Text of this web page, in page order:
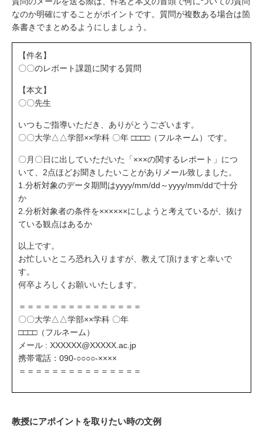
なのか明確にすることがポイントです。質問が複数ある場合は箇
条書きでまとめるようにしましょう。
【件名】
〇〇のレポート課題に関する質問
【本文】
〇〇先生
いつもご指導いただき、ありがとうございます。
〇〇大学△△学部××学科 〇年 □□□□（フルネーム）です。
〇月〇日に出していただいた「×××の関するレポート」につ
いて、2点ほどお聞きしたいことがありメール致しました。
1.分析対象のデータ期間はyyyy/mm/dd～yyyy/mm/ddで十分
か
2.分析対象者の条件を××××××にしようと考えているが、抜け
ている観点はあるか
以上です。
お忙しいところ恐れ入りますが、教えて頂けますと幸いで
す。
何卒よろしくお願いいたします。
＝＝＝＝＝＝＝＝＝＝＝＝＝＝＝
〇〇大学△△学部××学科 〇年
□□□□（フルネーム）
メール : XXXXXX@XXXXX.ac.jp
携帯電話：090-○○○○-××××
＝＝＝＝＝＝＝＝＝＝＝＝＝＝＝
教授にアポイントを取りたい時の文例